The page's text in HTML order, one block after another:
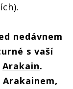
nedávnem
s vaší
Arakain.